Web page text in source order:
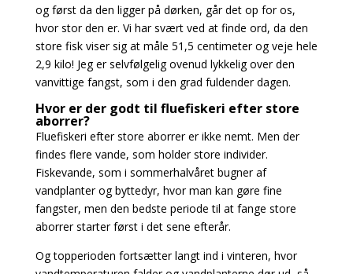
og først da den ligger på dørken, går det op for os,
hvor stor den er. Vi har svært ved at finde ord, da den
store fisk viser sig at måle 51,5 centimeter og veje hele
2,9 kilo! Jeg er selvfølgelig ovenud lykkelig over den
vanvittige fangst, som i den grad fuldender dagen.
Hvor er der godt til fluefiskeri efter store
aborrer?
Fluefiskeri efter store aborrer er ikke nemt. Men der
findes flere vande, som holder store individer.
Fiskevande, som i sommerhalvåret bugner af
vandplanter og byttedyr, hvor man kan gøre fine
fangster, men den bedste periode til at fange store
aborrer starter først i det sene efterår.
Og topperioden fortsætter langt ind i vinteren, hvor